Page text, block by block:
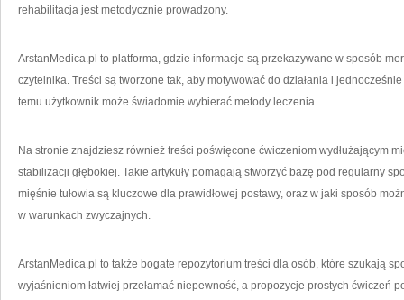
rehabilitacja jest metodycznie prowadzony.
ArstanMedica.pl to platforma, gdzie informacje są przekazywane w sposób
czytelnika. Treści są tworzone tak, aby motywować do działania i
temu użytkownik może świadomie wybierać metody leczenia.
Na stronie znajdziesz również treści poświęcone ćwiczeniom wydłużającym
stabilizacji głębokiej. Takie artykuły pomagają stworzyć bazę pod regularny
mięśnie tułowia są kluczowe dla prawidłowej postawy, oraz w jaki sposób
w warunkach zwyczajnych.
ArstanMedica.pl to także bogate repozytorium treści dla osób, które szukają
wyjaśnieniom łatwiej przełamać niepewność, a propozycje prostych ćwiczeń